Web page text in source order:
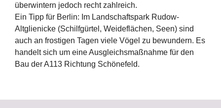
überwintern jedoch recht zahlreich.
Ein Tipp für Berlin: Im Landschaftspark Rudow-
Altglienicke (Schilfgürtel, Weideflächen, Seen) sind
auch an frostigen Tagen viele Vögel zu bewundern. Es
handelt sich um eine Ausgleichsmaßnahme für den
Bau der A113 Richtung Schönefeld.